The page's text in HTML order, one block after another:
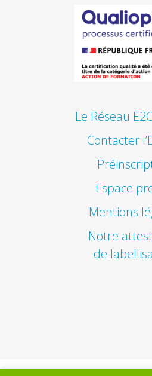
Le Réseau
Contacter
Espace
Mentions
Notre
de